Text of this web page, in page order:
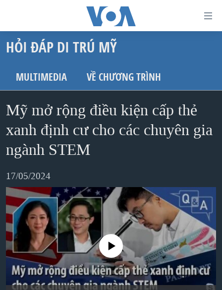
dẫn
truy
cập
dung
chính
Tới
điều
hướng
chính
Đi
tới
"Tìm"
TRANG CHỦ
VIỆT NAM
HOA KỲ
BIỂN ĐÔNG
THẾ GIỚI
BLOG
DIỄN ĐÀN
MỤC
TỰ DO BÁO CHÍ
VẠCH TRẦN TIN GIẢ
NGƯỜI VIỆT HẢI NGOẠI
ĐỜI SỐNG
KINH TẾ
KHOA HỌC
CHUYÊN ĐỀ
CHIẾN TRANH THƯƠNG MẠI CỦA MỸ: QUÁ KHỨ VÀ HIỆN
TẠI
HÀNH TRÌNH BẦU CỬ 2024
MỘT NĂM CHIẾN TRANH TẠI DẢI GAZA
GIẢI MÃ VÀNH ĐAI & CON ĐƯỜNG
HỌC TIẾNG ANH
VIDEO
NGHE
MẠNG XÃ HỘI
HỎI ĐÁP DI TRÚ MỸ
MULTIMEDIA VỀ CHƯƠNG TRÌNH
Mỹ mở rộng điều kiện cấp thẻ
xanh định cư cho các chuyên gia
ngành STEM
17/05/2024
No media source currently available